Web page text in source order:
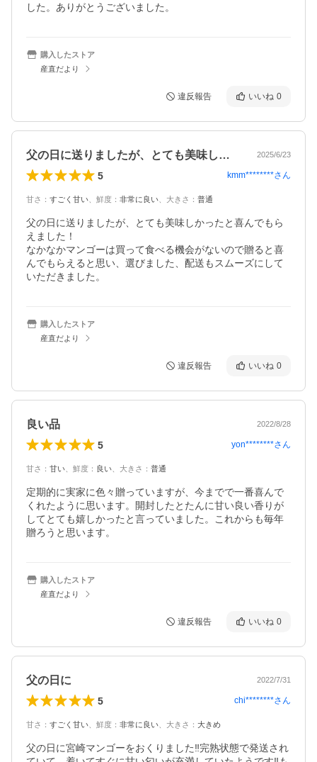
した。ありがとうございました。
購入したストア
産直だより
違反報告 いいね 0
父の日に送りましたが、とても美味しかっ… 2025/6/23
5 kmm********さん
甘さ ： すごく甘い 鮮度 ： 非常に良い 大きさ ： 普通
父の日に送りましたが、とても美味しかったと喜んでもら
えました！
なかなかマンゴーは買って食べる機会がないので贈ると喜
んでもらえると思い、選びました、配送もスムーズにして
いただきました。
購入したストア
産直だより
違反報告 いいね 0
良い品 2022/8/28
5 yon********さん
甘さ ： 甘い 鮮度 ： 良い 大きさ ： 普通
定期的に実家に色々贈っていますが、今までで一番喜んで
くれたように思います。開封したとたんに甘い良い香りが
してとても嬉しかったと言っていました。これからも毎年
贈ろうと思います。
購入したストア
産直だより
違反報告 いいね 0
父の日に 2022/7/31
5 chi********さん
甘さ ： すごく甘い 鮮度 ： 非常に良い 大きさ ： 大きめ
父の日に宮崎マンゴーをおくりました‼︎完熟状態で発送され